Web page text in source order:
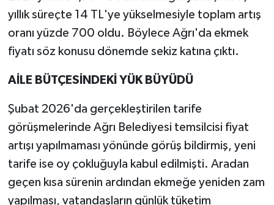
yıllık süreçte 14 TL'ye yükselmesiyle toplam artış
oranı yüzde 700 oldu. Böylece Ağrı'da ekmek
fiyatı söz konusu dönemde sekiz katına çıktı.
AİLE BÜTÇESİNDEKİ YÜK BÜYÜDÜ
Şubat 2026'da gerçekleştirilen tarife
görüşmelerinde Ağrı Belediyesi temsilcisi fiyat
artışı yapılmaması yönünde görüş bildirmiş, yeni
tarife ise oy çokluğuyla kabul edilmişti. Aradan
geçen kısa sürenin ardından ekmeğe yeniden zam
yapılması, vatandaşların günlük tüketim